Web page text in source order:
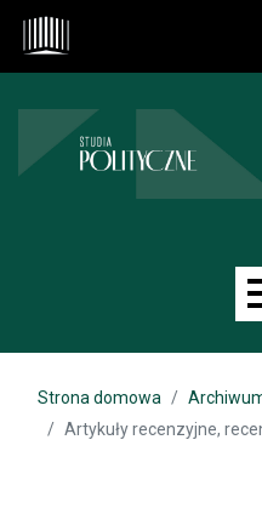
Przejdź do głównego menu
Przejdź do sekcji głównej
Przejdź do stopki
Main menu
Strona domowa
Artykuły recenzyjne,